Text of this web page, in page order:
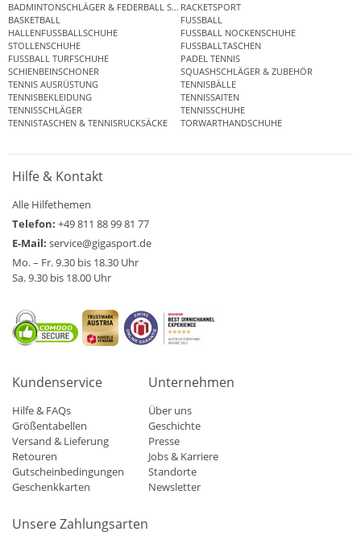
BADMINTONSCHLÄGER & FEDERBALL SETSRACKETSPORT
BASKETBALL
FUSSBALL
HALLENFUSSBALLSCHUHE
FUSSBALL NOCKENSCHUHE
STOLLENSCHUHE
FUSSBALLTASCHEN
FUSSBALL TURFSCHUHE
PADEL TENNIS
SCHIENBEINSCHONER
SQUASHSCHLÄGER & ZUBEHÖR
TENNIS AUSRÜSTUNG
TENNISBÄLLE
TENNISBEKLEIDUNG
TENNISSAITEN
TENNISSCHLÄGER
TENNISSCHUHE
TENNISTASCHEN & TENNISRUCKSÄCKE
TORWARTHANDSCHUHE
Hilfe & Kontakt
Alle Hilfethemen
Telefon: +49 811 88 99 81 77
E-Mail: service@gigasport.de
Mo. – Fr. 9.30 bis 18.30 Uhr
Sa. 9.30 bis 18.00 Uhr
Kundenservice
Hilfe & FAQs
Größentabellen
Versand & Lieferung
Retouren
Gutscheinbedingungen
Geschenkkarten
Unternehmen
Über uns
Geschichte
Presse
Jobs & Karriere
Standorte
Newsletter
Unsere Zahlungsarten